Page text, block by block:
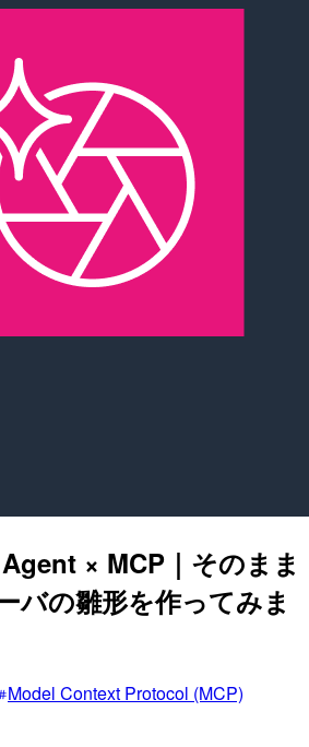
× MCP｜そのまま
バの雛形を作ってみま
Model Context Protocol (MCP)